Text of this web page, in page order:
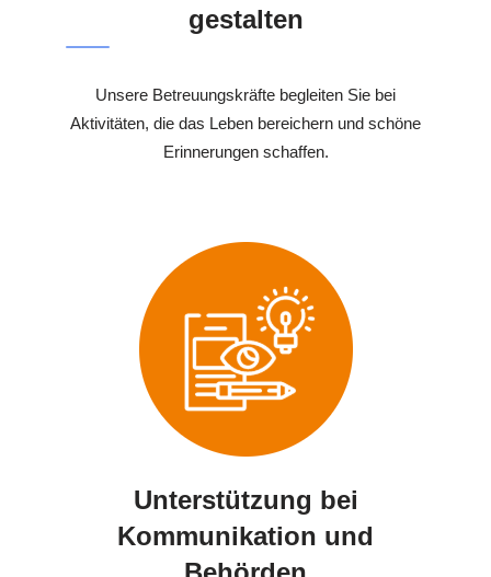
gestalten
Unsere Betreuungskräfte begleiten Sie bei
Aktivitäten, die das Leben bereichern und schöne
Erinnerungen schaffen.
Unterstützung bei
Kommunikation und